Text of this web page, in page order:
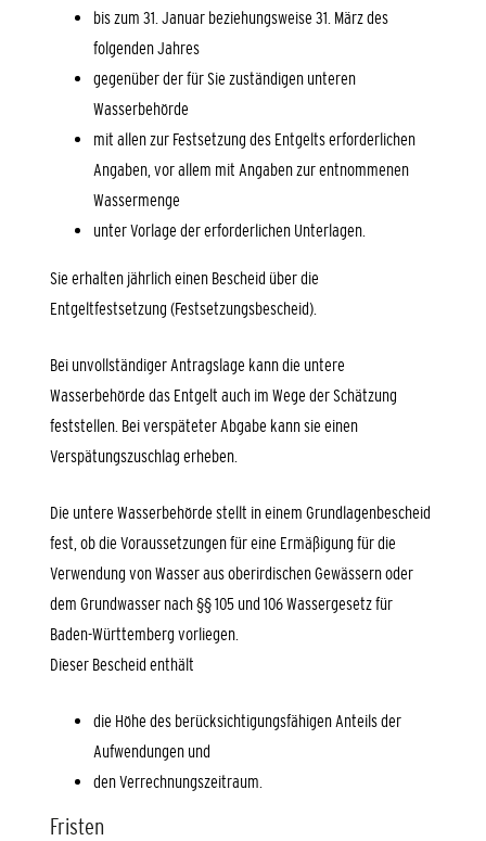
bis zum 31. Januar beziehungsweise 31. März des
folgenden Jahres
gegenüber der für Sie zuständigen unteren
Wasserbehörde
mit allen zur Festsetzung des Entgelts erforderlichen
Angaben, vor allem mit Angaben zur entnommenen
Wassermenge
unter Vorlage der erforderlichen Unterlagen.
Sie erhalten jährlich einen Bescheid über die
Entgeltfestsetzung (Festsetzungsbescheid).
Bei unvollständiger Antragslage kann die untere
Wasserbehörde das Entgelt auch im Wege der Schätzung
feststellen. Bei verspäteter Abgabe kann sie einen
Verspätungszuschlag erheben.
Die untere Wasserbehörde stellt in einem Grundlagenbescheid
fest, ob die Voraussetzungen für eine Ermäßigung für die
Verwendung von Wasser aus oberirdischen Gewässern oder
dem Grundwasser nach §§ 105 und 106 Wassergesetz für
Baden-Württemberg vorliegen.
Dieser Bescheid enthält
die Höhe des berücksichtigungsfähigen Anteils der
Aufwendungen und
den Verrechnungszeitraum.
Fristen